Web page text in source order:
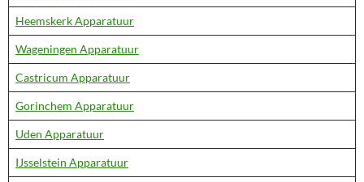
Heemskerk Apparatuur
Wageningen Apparatuur
Castricum Apparatuur
Gorinchem Apparatuur
Uden Apparatuur
IJsselstein Apparatuur